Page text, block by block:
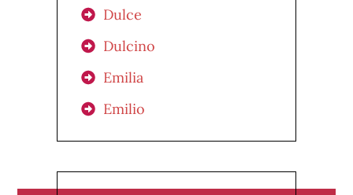
Dulce
Dulcino
Emilia
Emilio